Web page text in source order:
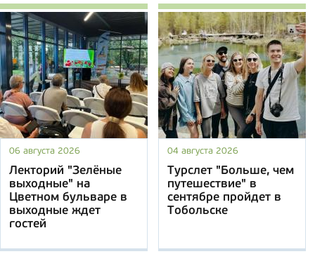
06 августа 2026
Лекторий "Зелёные
выходные" на
Цветном бульваре в
выходные ждет
гостей
04 августа 2026
Турслет "Больше, чем
путешествие" в
сентябре пройдет в
Тобольске